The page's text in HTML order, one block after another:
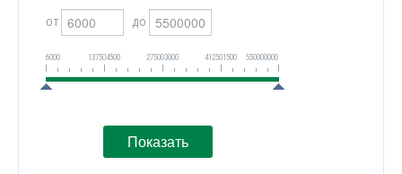
от до
6000 137504500 275003000 412501500 550000000